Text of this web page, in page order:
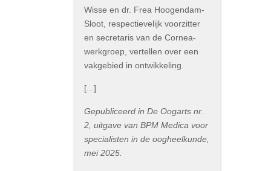
Wisse en dr. Frea Hoogendam-
Sloot, respectievelijk voorzitter
en secretaris van de Cornea-
werkgroep, vertellen over een
vakgebied in ontwikkeling.
[...]
Gepubliceerd in De Oogarts nr.
2, uitgave van BPM Medica voor
specialisten in de oogheelkunde,
mei 2025.